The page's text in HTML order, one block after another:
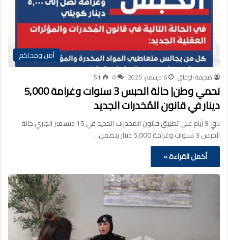
أمن ومحاكم
صحيفة الوفاق 6 ديسمبر، 2025 0
51
نحمي وطن| حالة الحبس 3 سنوات وغرامة 5,000
دينار في قانون المُخدرات الجديد
باقٍ 9 أيام على تطبيق قانون المخدرات الجديد في 15 ديسمبر الجاري حالة
الحبس 3 سنوات وغرامة 5,000 دينار يتضمن…
أكمل القراءة »